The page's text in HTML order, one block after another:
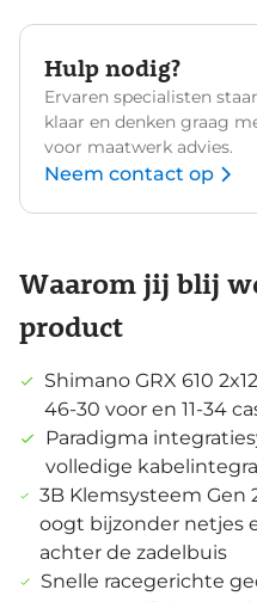
Hulp nodig?
Ervaren specialisten
klaar en denken graag
voor maatwerk advies.
Neem contact op
Waarom jij blij
product
Shimano GRX 610
46-30 voor en 11-34
Paradigma
volledige
3B Klemsysteem Gen
oogt bijzonder netjes
achter de zadelbuis
Snelle racegerichte